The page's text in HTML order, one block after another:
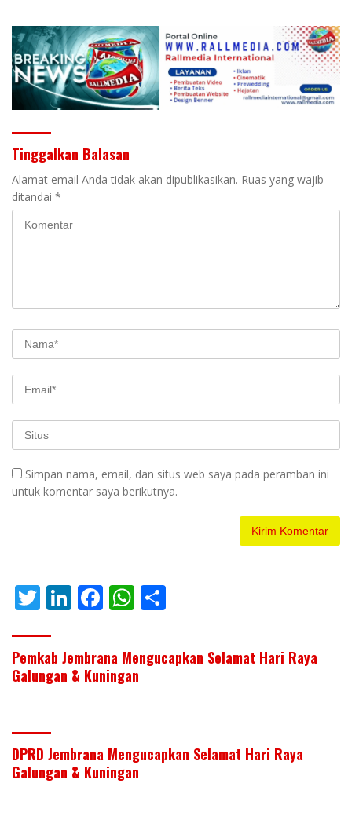
Tinggalkan Balasan
Alamat email Anda tidak akan dipublikasikan. Ruas yang wajib
ditandai *
Simpan nama, email, dan situs web saya pada peramban ini
untuk komentar saya berikutnya.
T
itt
er
Li
k
e
F
e
b
k
W
at
s
p
ar
e
Pemkab Jembrana Mengucapkan Selamat Hari Raya
Galungan & Kuningan
DPRD Jembrana Mengucapkan Selamat Hari Raya
Galungan & Kuningan